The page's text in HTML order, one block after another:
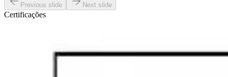
Previous slide Next slide
Certificações